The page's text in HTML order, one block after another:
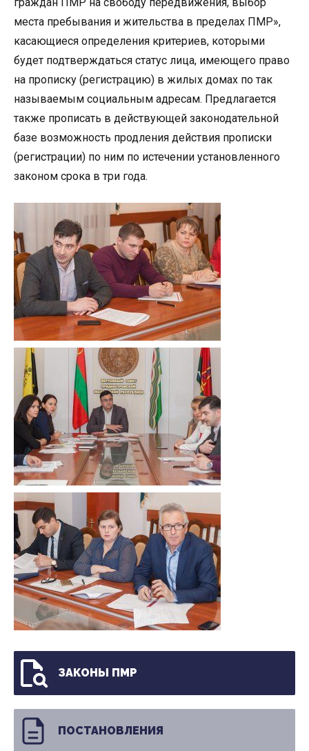
места пребывания и жительства в пределах ПМР»,
касающиеся определения критериев, которыми
будет подтверждаться статус лица, имеющего право
на прописку (регистрацию) в жилых домах по так
называемым социальным адресам. Предлагается
также прописать в действующей законодательной
базе возможность продления действия прописки
(регистрации) по ним по истечении установленного
законом срока в три года.
ЗАКОНЫ ПМР
ПОСТАНОВЛЕНИЯ